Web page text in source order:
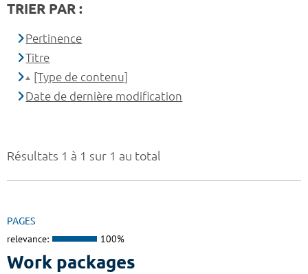
Résultats 1 à 1 sur 1 au total
PAGES
relevance: 100%
Work packages
TRIER PAR :
Pertinence
Titre
[Type de contenu]
Date de dernière modification